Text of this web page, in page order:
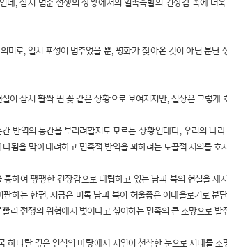
, 잠시 멈춘 전쟁의 상황에서의 일촉즉발의 긴장감 속에 더
로, 일시 포성이 멈추었을 뿐, 평화가 찾아온 것이 아닌 분
이 잠시 활짝 핀 꽃 같은 상황으로 보여지지만, 실상은 그렇
반역의 농간을 부리려할지도 모르는 상황인데다, 우리의 나
됨을 막아내려하고 민족적 반역을 꾀하려는 노골적 저의를 호
하여 팽팽한 긴장감으로 대립하고 있는 남과 북의 현실을
하는 한편, 지금은 비록 남과 북이 허울좋은 이데올로기로
리 전쟁의 위협에서 벗어나고 싶어하는 민족의 큰 소망으로 발
하나란 깊은 인식의 바탕에서 시인이 천착한 눈으로 시대를